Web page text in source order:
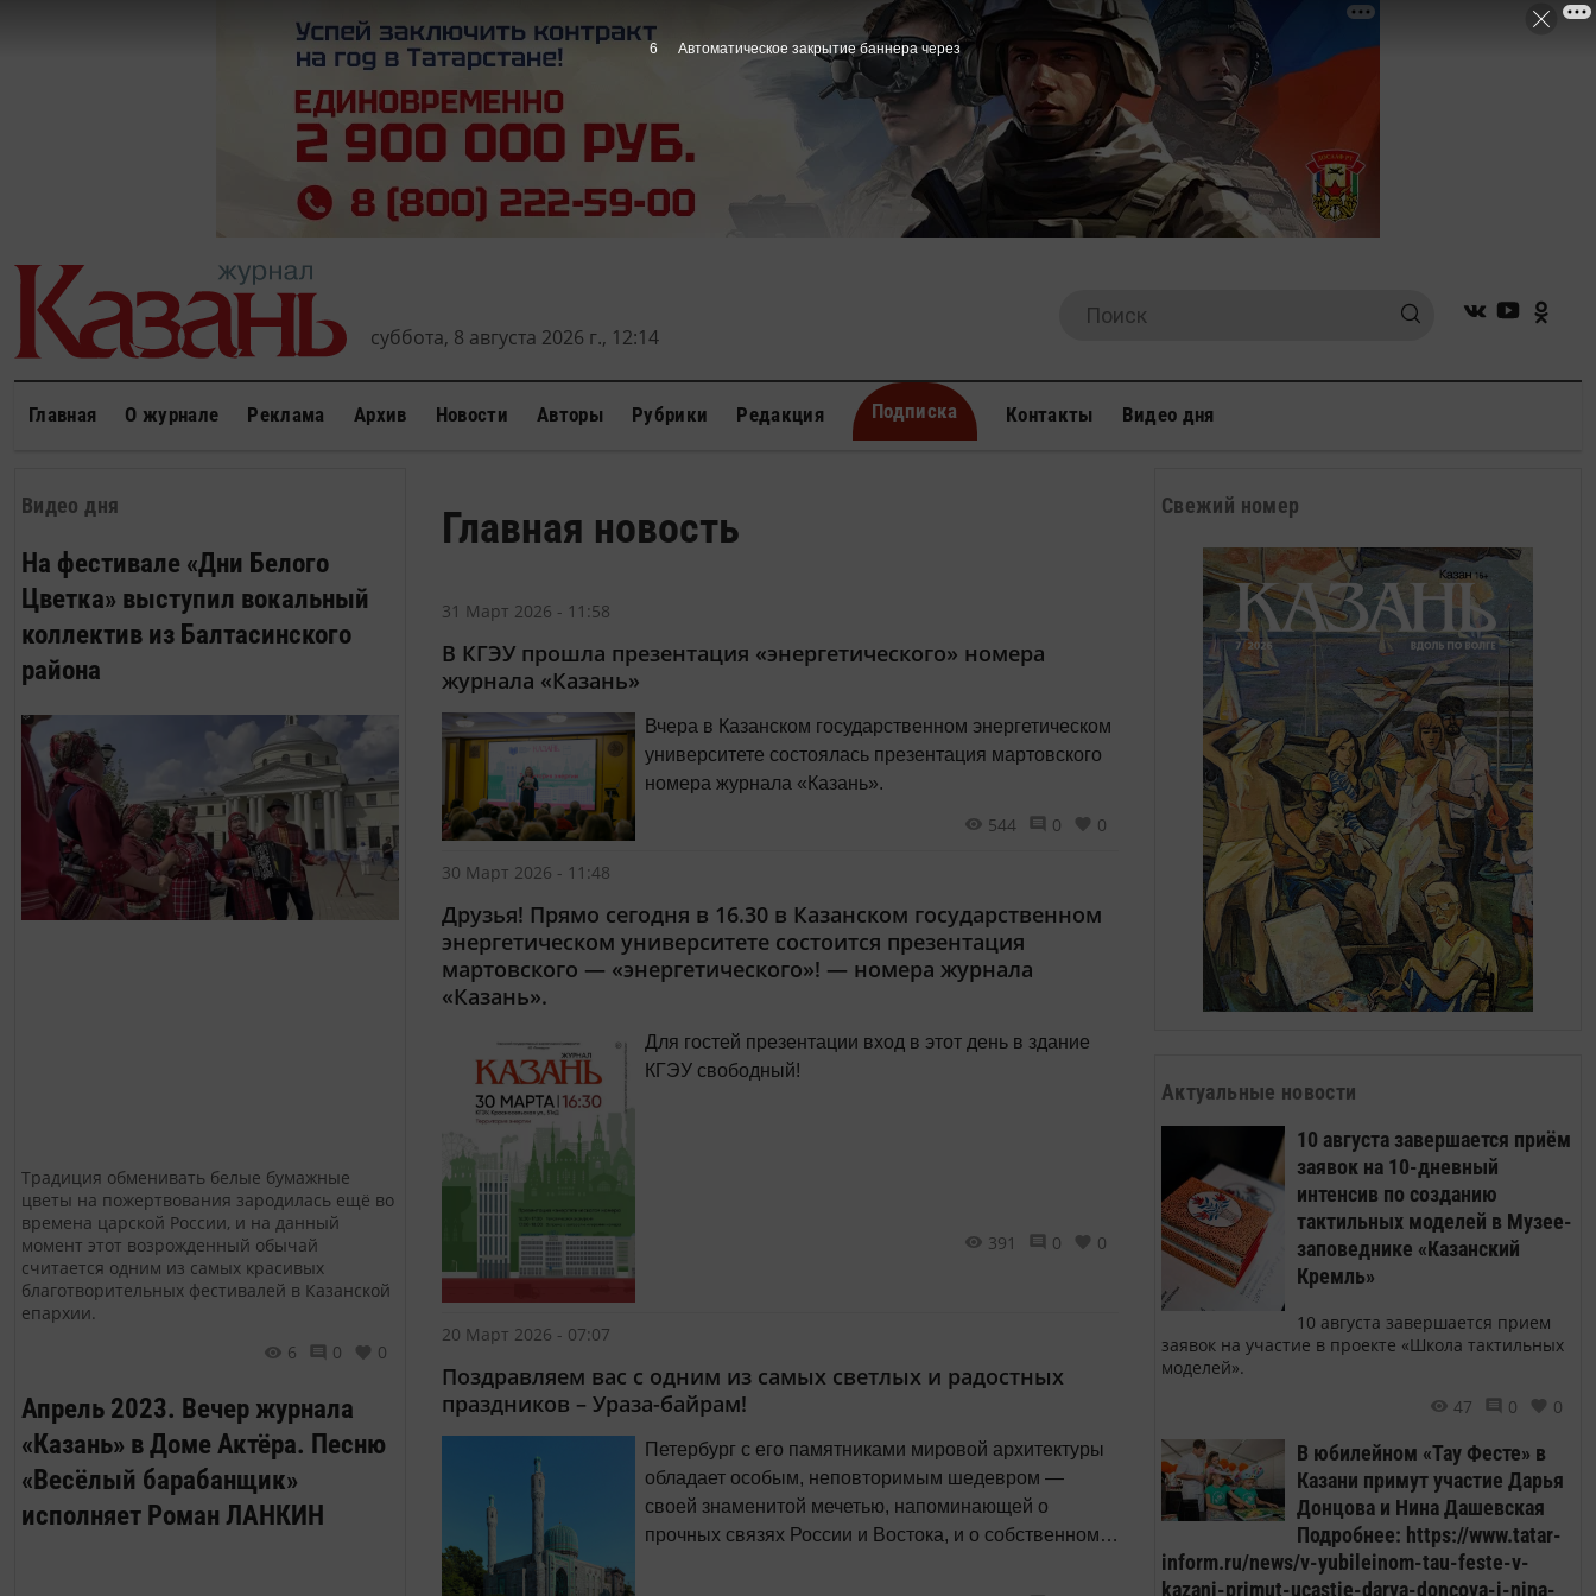
суббота, 8 августа 2026 г., 12:14
Главная О журнале Реклама Архив Новости Авторы Рубрики Редакция Подписка Контакты Видео дня
Видео дня
На фестивале «Дни Белого
Цветка» выступил вокальный
коллектив из Балтасинского
района
Традиция обменивать белые бумажные
цветы на пожертвования зародилась ещё во
времена царской России, и на данный
момент этот возрожденный обычай
считается одним из самых красивых
благотворительных фестивалей в Казанской
епархии.
6
0 0
Апрель 2023. Вечер журнала
«Казань» в Доме Актёра. Песню
«Весёлый барабанщик»
исполняет Роман ЛАНКИН
Главная новость
31 Март 2026 - 11:58
В КГЭУ прошла презентация «энергетического» номера
журнала «Казань»
Вчера в Казанском государственном энергетическом
университете состоялась презентация мартовского
номера журнала «Казань».
544 0 0
30 Март 2026 - 11:48
Друзья! Прямо сегодня в 16.30 в Казанском государственном
энергетическом университете состоится презентация
мартовского — «энергетического»! — номера журнала
«Казань».
Для гостей презентации вход в этот день в здание
КГЭУ свободный!
391 0 0
20 Март 2026 - 07:07
Поздравляем вас с одним из самых светлых и радостных
праздников – Ураза-байрам!
Петербург с его памятниками мировой архитектуры
обладает особым, неповторимым шедевром —
своей знаменитой мечетью, напоминающей о
прочных связях России и Востока, и о собственном
берегах Невы с момента основания великого города.
Свежий номер
Актуальные новости
10 августа завершается приём
заявок на 10-дневный
интенсив по созданию
тактильных моделей в Музее-
заповеднике «Казанский
Кремль»
10 августа завершается прием
заявок на участие в проекте «Школа тактильных
моделей».
47
0 0
В юбилейном «Тау Фесте» в
Казани примут участие Дарья
Донцова и Нина Дашевская
Подробнее: https://www.tatar-
inform.ru/news/v-yubileinom-tau-feste-v-
kazani-primut-ucastie-darya-doncova-i-nina-
5 Автоматическое закрытие баннера через